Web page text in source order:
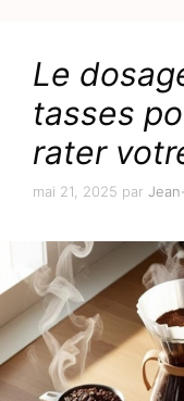
Le
tasses
rater
mai 21, 2025 par